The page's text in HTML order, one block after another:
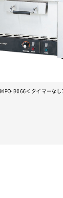
MPO-B066＜タイマーなし